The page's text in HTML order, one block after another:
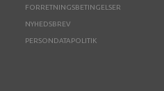
FORRETNINGSBETINGELSER
NYHEDSBREV
PERSONDATAPOLITIK